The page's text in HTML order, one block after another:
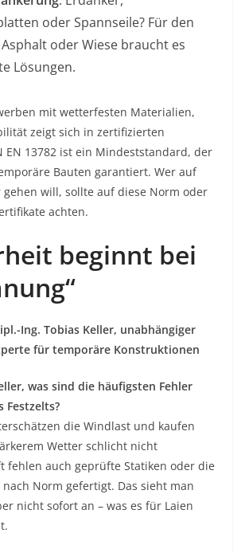
oder Spannseile? Für den
oder Wiese braucht es
Lösungen.
mit wetterfesten Materialien,
zeigt sich in zertifizierten
EN 13782 ist ein Mindeststandard, der
Bauten garantiert. Wer auf
will, sollte auf diese Norm oder
achten.
beginnt bei
Ing. Tobias Keller, unabhängiger
für temporäre Konstruktionen
was sind die häufigsten Fehler
Festzelts?
die Windlast und kaufen
Wetter schlicht nicht
fehlen auch geprüfte Statiken oder die
Norm gefertigt. Das sieht man
nicht sofort an – was es für Laien